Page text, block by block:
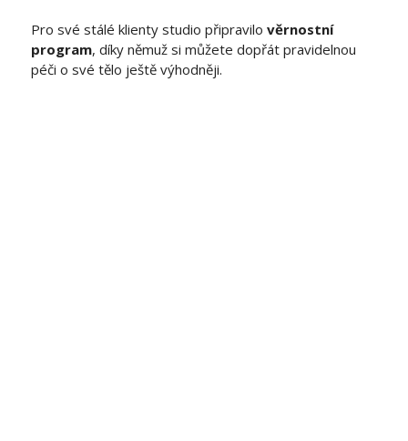
Pro své stálé klienty studio připravilo věrnostní
program, díky němuž si můžete dopřát pravidelnou
péči o své tělo ještě výhodněji.